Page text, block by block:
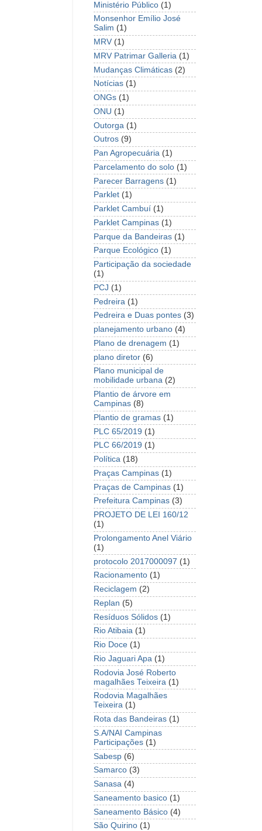
Ministério Público (1)
Monsenhor Emílio José
Salim (1)
MRV (1)
MRV Patrimar Galleria (1)
Mudanças Climáticas (2)
Notícias (1)
ONGs (1)
ONU (1)
Outorga (1)
Outros (9)
Pan Agropecuária (1)
Parcelamento do solo (1)
Parecer Barragens (1)
Parklet (1)
Parklet Cambuí (1)
Parklet Campinas (1)
Parque da Bandeiras (1)
Parque Ecológico (1)
Participação da sociedade
(1)
PCJ (1)
Pedreira (1)
Pedreira e Duas pontes (3)
planejamento urbano (4)
Plano de drenagem (1)
plano diretor (6)
Plano municipal de
mobilidade urbana (2)
Plantio de árvore em
Campinas (8)
Plantio de gramas (1)
PLC 65/2019 (1)
PLC 66/2019 (1)
Política (18)
Praças Campinas (1)
Praças de Campinas (1)
Prefeitura Campinas (3)
PROJETO DE LEI 160/12
(1)
Prolongamento Anel Viário
(1)
protocolo 2017000097 (1)
Racionamento (1)
Reciclagem (2)
Replan (5)
Resíduos Sólidos (1)
Rio Atibaia (1)
Rio Doce (1)
Rio Jaguari Apa (1)
Rodovia José Roberto
magalhães Teixeira (1)
Rodovia Magalhães
Teixeira (1)
Rota das Bandeiras (1)
S.A/NAI Campinas
Participações (1)
Sabesp (6)
Samarco (3)
Sanasa (4)
Saneamento basico (1)
Saneamento Básico (4)
São Quirino (1)